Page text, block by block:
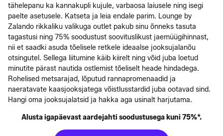
tähelepanu ka kannakupli kujule, varbaosa laiusele ning isegi
paelte asetusele. Katseta ja leia endale parim. Lounge by
Zalando rikkaliku valikuga outlet pakub sinu õnneks tasuta
tagastusi ning 75% soodustust soovituslikust jaemüügihinnast,
nii et saadki asuda tõelisele retkele ideaalse jooksujalanõu
otsingutel. Sellega liitumine käib kiirelt ning võid juba loetud
minutite pärast nautida ostlemist tõeliselt heade hindadega.
Rohelised metsarajad, lõputud rannapromenaadid ja
naeratavate kaasjooksjatega võistlusstardid juba ootavad sind.
Hangi oma jooksujalatsid ja hakka aga usinalt harjutama.
Alusta igapäevast aardejahti soodustusega kuni 75%*.